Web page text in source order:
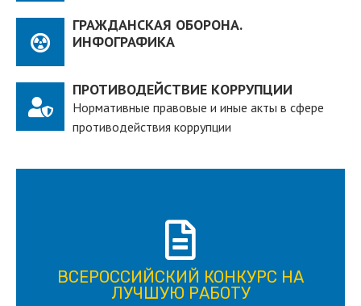
ГРАЖДАНСКАЯ ОБОРОНА.
ИНФОГРАФИКА
ПРОТИВОДЕЙСТВИЕ КОРРУПЦИИ
Нормативные правовые и иные акты в сфере
противодействия коррупции
ВСЕРОССИЙСКИЙ КОНКУРС НА
ЛУЧШУЮ РАБОТУ
для лица старше 18 и моложе 35 лет
ПОДРОБНЕЕ